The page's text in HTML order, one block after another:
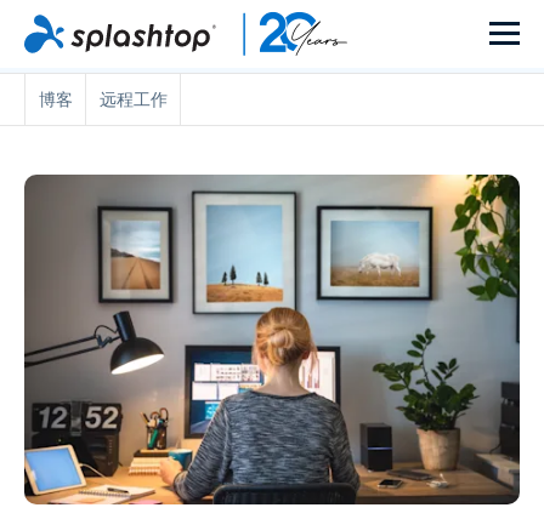
博客 远程工作